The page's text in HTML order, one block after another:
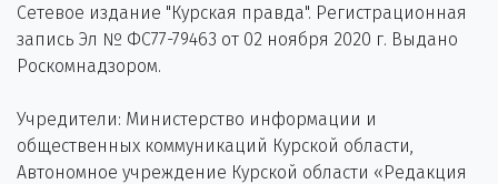
Сетевое издание "Курская правда". Регистрационная
запись Эл № ФС77-79463 от 02 ноября 2020 г. Выдано
Роскомнадзором.
Учредители: Министерство информации и
общественных коммуникаций Курской области,
Автономное учреждение Курской области «Редакция